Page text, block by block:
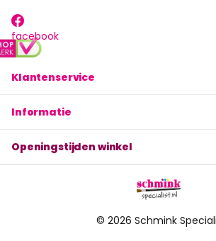
Klantenservice
Informatie
Openingstijden winkel
facebook
© 2026 Schmink